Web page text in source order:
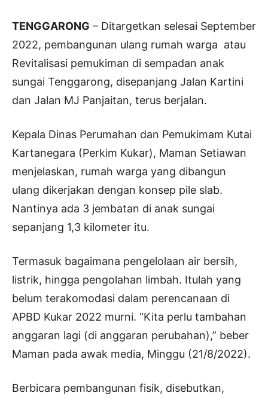
TENGGARONG – Ditargetkan selesai September
2022, pembangunan ulang rumah warga atau
Revitalisasi pemukiman di sempadan anak
sungai Tenggarong, disepanjang Jalan Kartini
dan Jalan MJ Panjaitan, terus berjalan.
Kepala Dinas Perumahan dan Pemukimam Kutai
Kartanegara (Perkim Kukar), Maman Setiawan
menjelaskan, rumah warga yang dibangun
ulang dikerjakan dengan konsep pile slab.
Nantinya ada 3 jembatan di anak sungai
sepanjang 1,3 kilometer itu.
Termasuk bagaimana pengelolaan air bersih,
listrik, hingga pengolahan limbah. Itulah yang
belum terakomodasi dalam perencanaan di
APBD Kukar 2022 murni. “Kita perlu tambahan
anggaran lagi (di anggaran perubahan),” beber
Maman pada awak media, Minggu (21/8/2022).
Berbicara pembangunan fisik, disebutkan,